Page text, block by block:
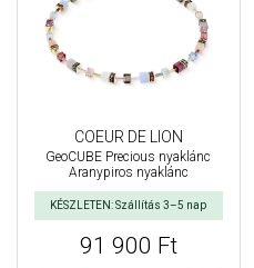
COEUR DE LION
GeoCUBE Precious nyaklánc
Aranypiros nyaklánc
KÉSZLETEN: Szállítás 3–5 nap
91 900 Ft